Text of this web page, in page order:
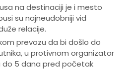
na destinaciji je i mesto
su najneudobniji vid
relacije.
prevozu da bi došlo do
u protivnom organizator
do 5 dana pred početak